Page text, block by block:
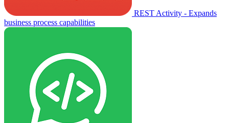
REST Activity - Expands
business process capabilities